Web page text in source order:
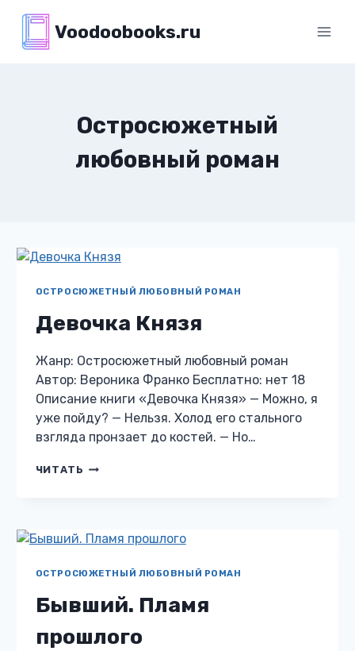
содержимому
Voodoobooks.ru
Остросюжетный
любовный роман
ОСТРОСЮЖЕТНЫЙ ЛЮБОВНЫЙ РОМАН
Девочка Князя
Жанр: Остросюжетный любовный роман
Автор: Вероника Франко Бесплатно: нет 18
Описание книги «Девочка Князя» — Можно, я
уже пойду? — Нельзя. Холод его стального
взгляда пронзает до костей. — Но…
ЧИТАТЬ ДЕВОЧКА
ОСТРОСЮЖЕТНЫЙ ЛЮБОВНЫЙ РОМАН
Бывший. Пламя
прошлого